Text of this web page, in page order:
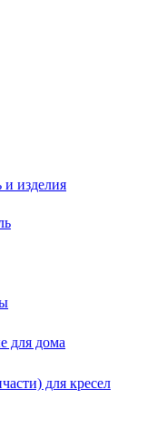
изделия
для дома
для кресел